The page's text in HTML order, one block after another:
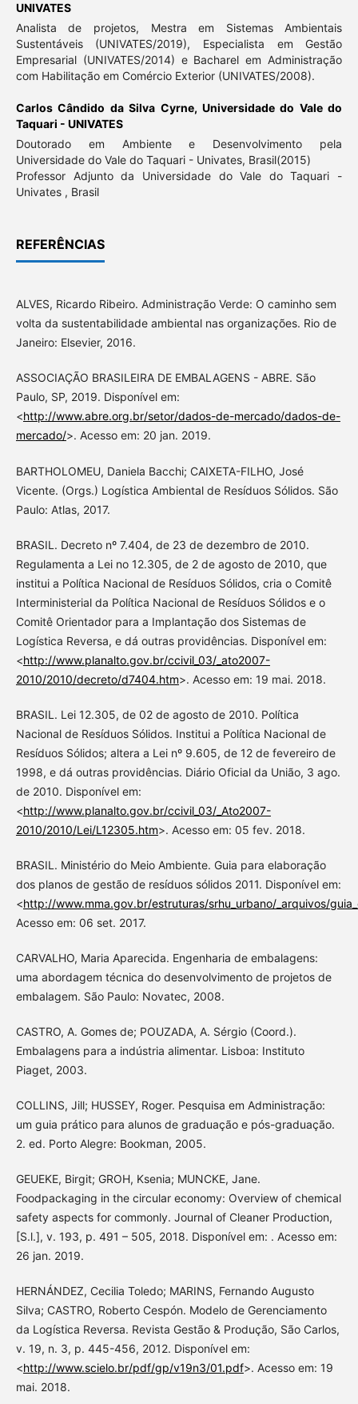
UNIVATES
Analista de projetos, Mestra em Sistemas Ambientais
Sustentáveis (UNIVATES/2019), Especialista em Gestão
Empresarial (UNIVATES/2014) e Bacharel em Administração
com Habilitação em Comércio Exterior (UNIVATES/2008).
Carlos Cândido da Silva Cyrne, Universidade do Vale do
Taquari - UNIVATES
Doutorado em Ambiente e Desenvolvimento pela
Universidade do Vale do Taquari - Univates, Brasil(2015)
Professor Adjunto da Universidade do Vale do Taquari -
Univates , Brasil
REFERÊNCIAS
ALVES, Ricardo Ribeiro. Administração Verde: O caminho sem
volta da sustentabilidade ambiental nas organizações. Rio de
Janeiro: Elsevier, 2016.
ASSOCIAÇÃO BRASILEIRA DE EMBALAGENS - ABRE. São
Paulo, SP, 2019. Disponível em:
<http://www.abre.org.br/setor/dados-de-mercado/dados-de-
mercado/>. Acesso em: 20 jan. 2019.
BARTHOLOMEU, Daniela Bacchi; CAIXETA-FILHO, José
Vicente. (Orgs.) Logística Ambiental de Resíduos Sólidos. São
Paulo: Atlas, 2017.
BRASIL. Decreto nº 7.404, de 23 de dezembro de 2010.
Regulamenta a Lei no 12.305, de 2 de agosto de 2010, que
institui a Política Nacional de Resíduos Sólidos, cria o Comitê
Interministerial da Política Nacional de Resíduos Sólidos e o
Comitê Orientador para a Implantação dos Sistemas de
Logística Reversa, e dá outras providências. Disponível em:
<http://www.planalto.gov.br/ccivil_03/_ato2007-
2010/2010/decreto/d7404.htm>. Acesso em: 19 mai. 2018.
BRASIL. Lei 12.305, de 02 de agosto de 2010. Política
Nacional de Resíduos Sólidos. Institui a Política Nacional de
Resíduos Sólidos; altera a Lei nº 9.605, de 12 de fevereiro de
1998, e dá outras providências. Diário Oficial da União, 3 ago.
de 2010. Disponível em:
<http://www.planalto.gov.br/ccivil_03/_Ato2007-
2010/2010/Lei/L12305.htm>. Acesso em: 05 fev. 2018.
BRASIL. Ministério do Meio Ambiente. Guia para elaboração
dos planos de gestão de resíduos sólidos 2011. Disponível em:
<http://www.mma.gov.br/estruturas/srhu_urbano/_arquivos/
Acesso em: 06 set. 2017.
CARVALHO, Maria Aparecida. Engenharia de embalagens:
uma abordagem técnica do desenvolvimento de projetos de
embalagem. São Paulo: Novatec, 2008.
CASTRO, A. Gomes de; POUZADA, A. Sérgio (Coord.).
Embalagens para a indústria alimentar. Lisboa: Instituto
Piaget, 2003.
COLLINS, Jill; HUSSEY, Roger. Pesquisa em Administração:
um guia prático para alunos de graduação e pós-graduação.
2. ed. Porto Alegre: Bookman, 2005.
GEUEKE, Birgit; GROH, Ksenia; MUNCKE, Jane.
Foodpackaging in the circular economy: Overview of chemical
safety aspects for commonly. Journal of Cleaner Production,
[S.l.], v. 193, p. 491 – 505, 2018. Disponível em: . Acesso em:
26 jan. 2019.
HERNÁNDEZ, Cecilia Toledo; MARINS, Fernando Augusto
Silva; CASTRO, Roberto Cespón. Modelo de Gerenciamento
da Logística Reversa. Revista Gestão & Produção, São Carlos,
v. 19, n. 3, p. 445-456, 2012. Disponível em:
<http://www.scielo.br/pdf/gp/v19n3/01.pdf>. Acesso em: 19
mai. 2018.